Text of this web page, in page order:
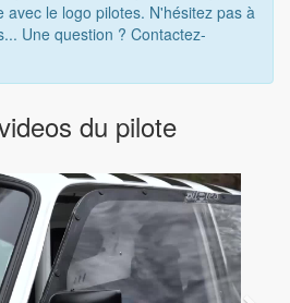
avec le logo pilotes. N'hésitez pas à
Une question ? Contactez-
du pilote